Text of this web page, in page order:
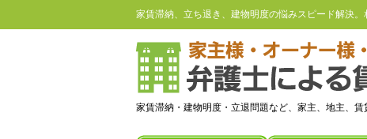
家賃滞納、立ち退き、建物明度の悩みスピード解決。
家賃滞納・建物明度・立退問題など、家主、地主、賃